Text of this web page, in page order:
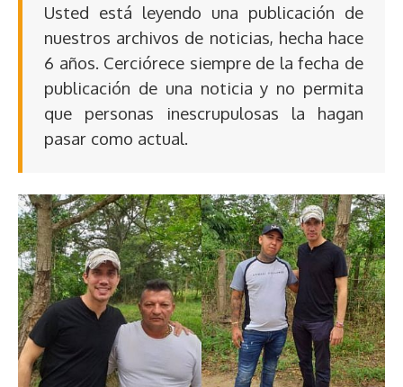
Usted está leyendo una publicación de
nuestros archivos de noticias, hecha hace
6 años. Cerciórece siempre de la fecha de
publicación de una noticia y no permita
que personas inescrupulosas la hagan
pasar como actual.